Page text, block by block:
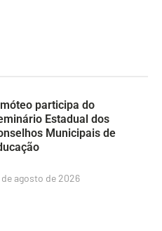
participa do
Estadual dos
Municipais de
de agosto de 2026